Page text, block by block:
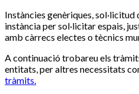
Instàncies genèriques,
instància per sol·licitar espais,
amb càrrecs electes o tècnics
A continuació trobareu els
entitats, per altres necessitats
tràmits.